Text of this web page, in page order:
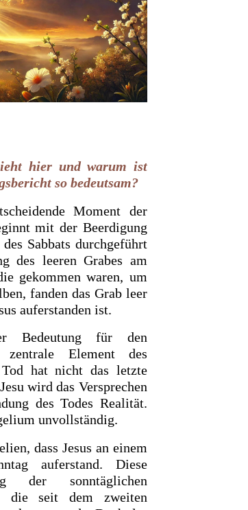
hier und warum ist
so bedeutsam?
Moment der
mit der Beerdigung
Sabbats durchgeführt
des leeren Grabes am
gekommen waren, um
fanden das Grab leer
auferstanden ist.
Bedeutung für den
zentrale Element des
hat nicht das letzte
wird das Versprechen
des Todes Realität.
unvollständig.
dass Jesus an einem
auferstand. Diese
der sonntäglichen
die seit dem zweiten